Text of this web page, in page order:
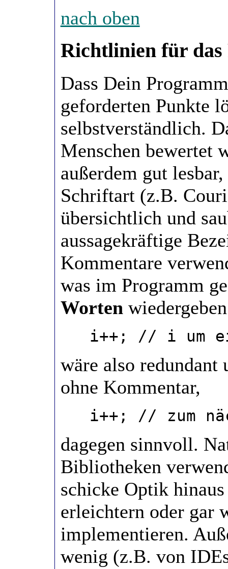
nach oben
Richtlinien für das
Dass Dein
geforderten Punkte
selbstverständlich.
Menschen bewertet
außerdem gut
Schriftart (z.B.
übersichtlich und
aussagekräftige
Kommentare
was im Programm
Worten
i++; // i um
wäre also redundant
ohne Kommentar,
i++; // zum
dagegen sinnvoll.
Bibliotheken
schicke Optik
erleichtern oder gar
implementieren.
wenig (z.B. von